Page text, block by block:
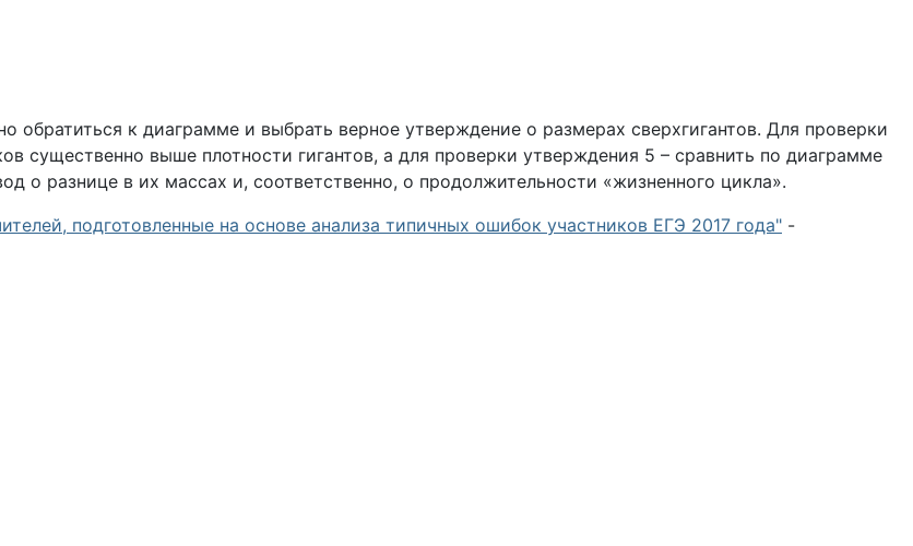
обратиться к диаграмме и выбрать верное утверждение о размерах сверхгигантов. Для проверки
существенно выше плотности гигантов, а для проверки утверждения 5 – сравнить по диаграмме
о разнице в их массах и, соответственно, о продолжительности «жизненного цикла».
подготовленные на основе анализа типичных ошибок участников ЕГЭ 2017 года" -